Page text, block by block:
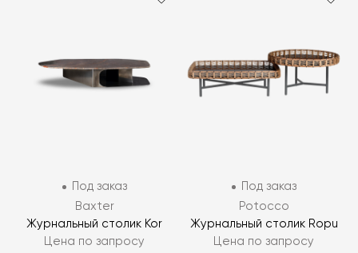
Под заказ
Baxter
Журнальный столик Kor
Цена по запросу
Под заказ
Potocco
Журнальный столик Ropu
Цена по запросу